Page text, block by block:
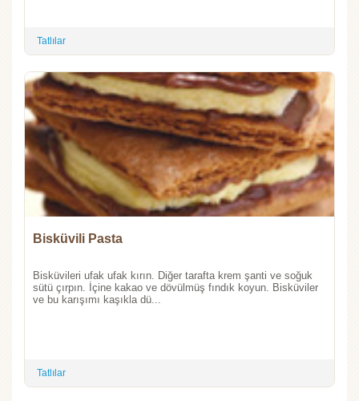
Tatlılar
Bisküvili Pasta
Bisküvileri ufak ufak kırın. Diğer tarafta krem şanti ve soğuk
sütü çırpın. İçine kakao ve dövülmüş fındık koyun. Bisküviler
ve bu karışımı kaşıkla dü...
Tatlılar